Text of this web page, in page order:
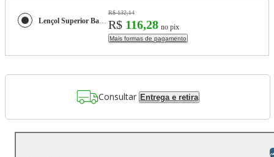
Lençol Superior Basics em Vivo Branco e Verde Menta 200 Fios - Solteiro
R$ 132,14
R$ 116,28 no pix
Mais formas de pagamento
Consultar Entrega e retira